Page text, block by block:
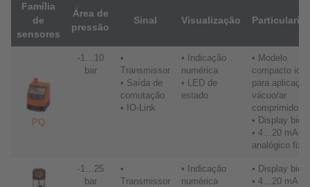
Família
de
sensores
Área de
pressão
Sinal Visualização
PQ
-1…10
bar
•
Transmissor
• Saída de
comutação
• IO-Link
• Indicação
numérica
• LED de
estado
• Modelo
compacto
para
vácuo/ar
comprimido
• Display
• 4…20 mA
analógico fixo
-1…25
bar
•
Transmissor
• Indicação
numérica
• Display
• 4…20 mA /